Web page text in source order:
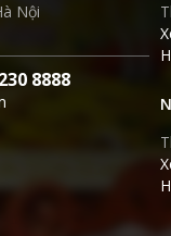
Nội
8888